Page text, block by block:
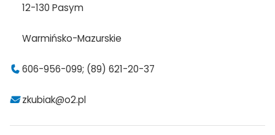
12-130 Pasym
Warmińsko-Mazurskie
606-956-099; (89) 621-20-37
zkubiak@o2.pl